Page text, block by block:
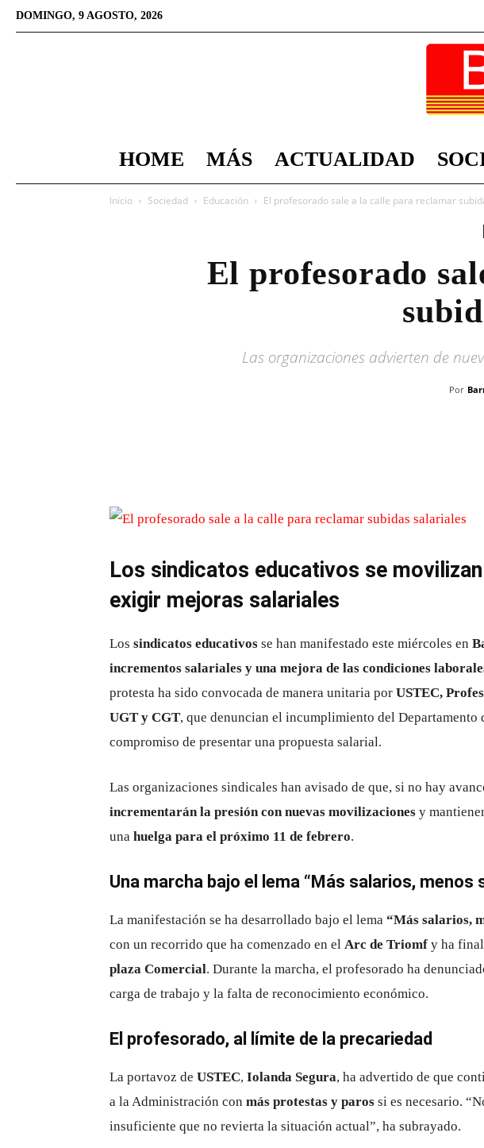
DOMINGO, 9 AGOSTO, 2026
HOME MÁS ACTUALIDAD
Inicio Sociedad Educación El profesorado sale a la calle para reclamar
El profesorado
Las organizaciones advierten de
Por
Los sindicatos educativos se
exigir mejoras salariales
Los sindicatos educativos se han manifestado este miércoles en
incrementos salariales y una mejora de las condiciones
protesta ha sido convocada de manera unitaria por USTEC,
UGT y CGT, que denuncian el incumplimiento del Departamento
compromiso de presentar una propuesta salarial.
Las organizaciones sindicales han avisado de que, si no hay
incrementarán la presión con nuevas movilizaciones y
una huelga para el próximo 11 de febrero.
Una marcha bajo el lema “Más salarios, menos
La manifestación se ha desarrollado bajo el lema “Más salarios,
con un recorrido que ha comenzado en el Arc de Triomf y ha
plaza Comercial. Durante la marcha, el profesorado ha
carga de trabajo y la falta de reconocimiento económico.
El profesorado, al límite de la precariedad
La portavoz de USTEC, Iolanda Segura, ha advertido de que
a la Administración con más protestas y paros si es necesario.
insuficiente que no revierta la situación actual”, ha subrayado.